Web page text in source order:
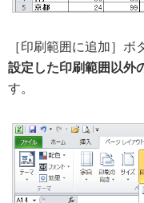
［印刷範囲に追加］ボ
設定した印刷範囲以外
す。